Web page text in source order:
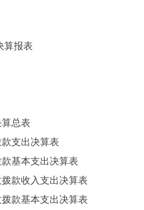
报表
总表
支出决算表
基本支出决算表
款收入支出决算表
款基本支出决算表